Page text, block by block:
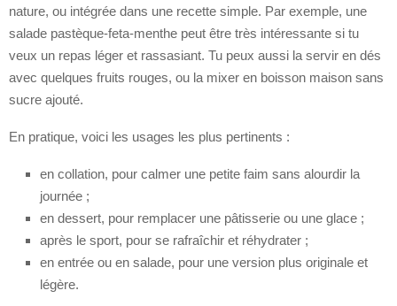
nature, ou intégrée dans une recette simple. Par exemple, une
salade pastèque-feta-menthe peut être très intéressante si tu
veux un repas léger et rassasiant. Tu peux aussi la servir en dés
avec quelques fruits rouges, ou la mixer en boisson maison sans
sucre ajouté.
En pratique, voici les usages les plus pertinents :
en collation, pour calmer une petite faim sans alourdir la
journée ;
en dessert, pour remplacer une pâtisserie ou une glace ;
après le sport, pour se rafraîchir et réhydrater ;
en entrée ou en salade, pour une version plus originale et
légère.